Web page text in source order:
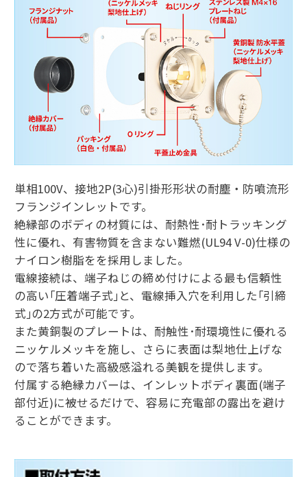
単相100V、接地2P(3心)引掛形形状の耐塵・防噴流形
フランジインレットです。
絶縁部のボディの材質には、耐熱性･耐トラッキング
性に優れ、有害物質を含まない難燃(UL94 V-0)仕様の
ナイロン樹脂をを採用しました。
電線接続は、端子ねじの締め付けによる最も信頼性
の高い｢圧着端子式｣と、電線挿入穴を利用した｢引締
式｣の2方式が可能です。
また黄銅製のプレートは、耐触性･耐環境性に優れる
ニッケルメッキを施し、さらに表面は梨地仕上げな
ので落ち着いた高級感溢れる美観を提供します。
付属する絶縁カバーは、インレットボディ裏面(端子
部付近)に被せるだけで、容易に充電部の露出を避け
ることができます。